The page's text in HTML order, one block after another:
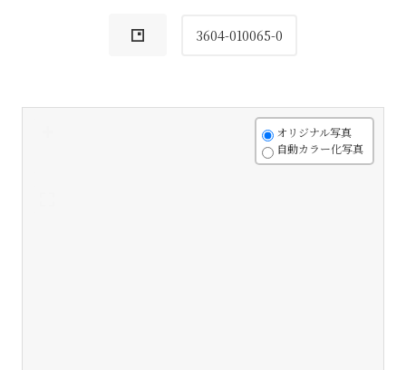
3604-010065-0
オリジナル写真
自動カラー化写真